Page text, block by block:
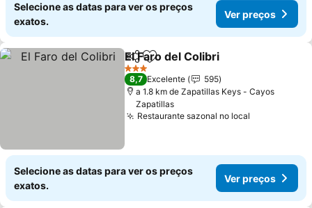
Selecione as datas para ver os preços
exatos.
Ver preços
PartilharAdicionar aos favoritos
El Faro del Colibri
3 Estrelas
8,7 Excelente
595
a 1.8 km de Zapatillas Keys - Cayos
Zapatillas
Restaurante sazonal no local
Selecione as datas para ver os preços
exatos.
Ver preços